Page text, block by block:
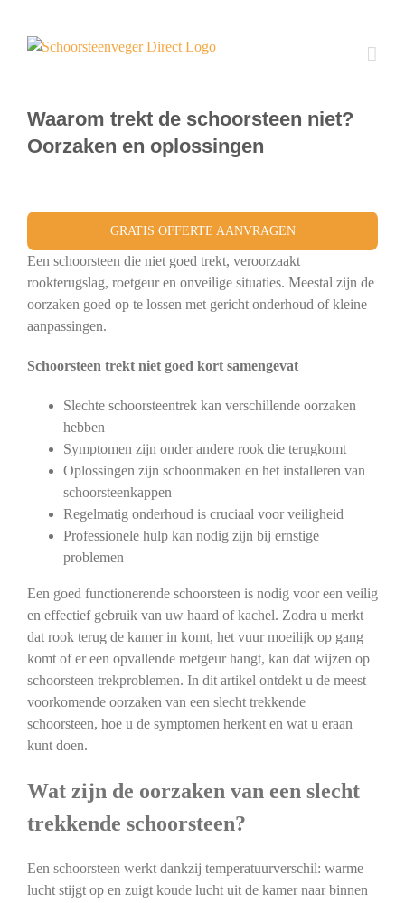
inhoud
Waarom trekt de schoorsteen niet?
Oorzaken en oplossingen
GRATIS OFFERTE AANVRAGEN
Een schoorsteen die niet goed trekt, veroorzaakt
rookterugslag, roetgeur en onveilige situaties. Meestal zijn de
oorzaken goed op te lossen met gericht onderhoud of kleine
aanpassingen.
Schoorsteen trekt niet goed kort samengevat
Slechte schoorsteentrek kan verschillende oorzaken
hebben
Symptomen zijn onder andere rook die terugkomt
Oplossingen zijn schoonmaken en het installeren van
schoorsteenkappen
Regelmatig onderhoud is cruciaal voor veiligheid
Professionele hulp kan nodig zijn bij ernstige
problemen
Een goed functionerende schoorsteen is nodig voor een veilig
en effectief gebruik van uw haard of kachel. Zodra u merkt
dat rook terug de kamer in komt, het vuur moeilijk op gang
komt of er een opvallende roetgeur hangt, kan dat wijzen op
schoorsteen trekproblemen. In dit artikel ontdekt u de meest
voorkomende oorzaken van een slecht trekkende
schoorsteen, hoe u de symptomen herkent en wat u eraan
kunt doen.
Wat zijn de oorzaken van een slecht
trekkende schoorsteen?
Een schoorsteen werkt dankzij temperatuurverschil: warme
lucht stijgt op en zuigt koude lucht uit de kamer naar binnen